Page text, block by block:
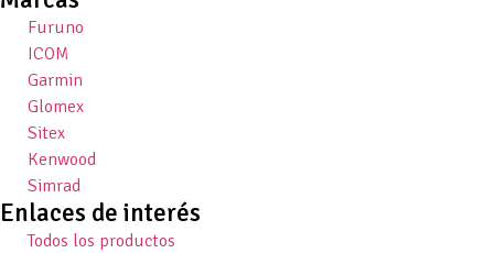
Furuno
ICOM
Garmin
Glomex
Sitex
Kenwood
Simrad
Enlaces de interés
Todos los productos